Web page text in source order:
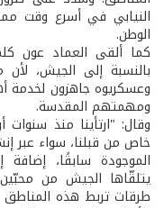
النيابي في أسرع وقت
الوطن.
كما ألقى العماد عون
بالنسبة إلى الجيش،
وعسكريوه جاهزون لخدمة
ومهمتهم المقدسة.
وقال: "ارتأينا منذ
خاص من قبلنا، سواء عبر
الموجودة سابقًا،
يتلقّاها الجيش من
طرقات تربط هذه